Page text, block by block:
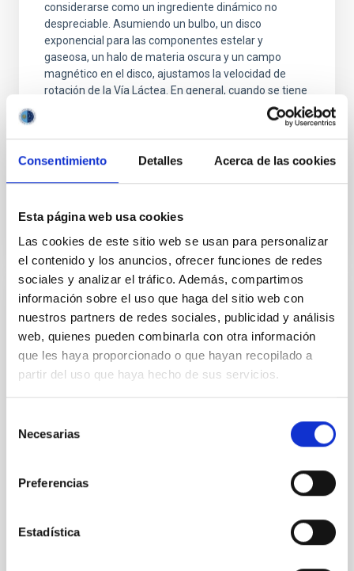
Consentimiento Detalles Acerca de las cookies
Esta página web usa cookies
Las cookies de este sitio web se usan para personalizar
el contenido y los anuncios, ofrecer funciones de redes
sociales y analizar el tráfico. Además, compartimos
información sobre el uso que haga del sitio web con
nuestros partners de redes sociales, publicidad y análisis
web, quienes pueden combinarla con otra información
que les haya proporcionado o que hayan recopilado a
partir del uso que haya hecho de sus servicios.
Necesarias
Preferencias
Estadística
considerarse como un ingrediente dinámico no
despreciable. Asumiendo un bulbo, un disco
exponencial para las componentes estelar y
gaseosa, un halo de materia oscura y un campo
magnético en el disco, ajustamos la velocidad de
rotación de la Vía Láctea. En general, cuando se tiene
en cuenta la contribución magnética en la dinámica,
se obtiene una mejor descripción de la curva de
rotación. Nuestra conclusión principal es que los
campos magnéticos
Una enorme factoría de estrellas del
universo primitivo desafía las teorías
sobre la formación de galaxiasLa
investigación aparece publicada en el
conocida, que arrancó su producción cuando el
universo era muy joven Mientras la Vía Láctea crea
estrellas en ese mismo periodo de tiempo El hallazgo
supone todo un desafío para las teorías que explican